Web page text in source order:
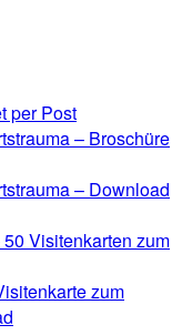
per Post
– Broschüre
– Download
Visitenkarten zum
zum